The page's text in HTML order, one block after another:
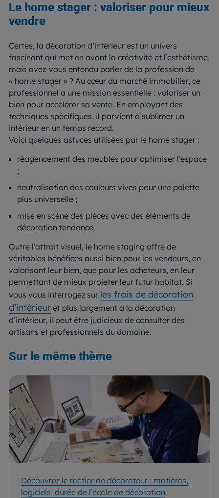
Le home stager : valoriser pour mieux
vendre
Certes, la décoration d’intérieur est un univers
fascinant qui met en avant la créativité et l’esthétisme,
mais avez-vous entendu parler de la profession de
« home stager » ? Au cœur du marché immobilier, ce
professionnel a une mission essentielle : valoriser un
bien pour accélérer sa vente. En employant des
techniques spécifiques, il parvient à sublimer un
intérieur en un temps record.
Voici quelques astuces utilisées par le home stager :
réagencement des meubles pour optimiser l’espace
;
neutralisation des couleurs vives pour une palette
plus universelle ;
mise en scène des pièces avec des éléments de
décoration tendance.
Outre l’attrait visuel, le home staging offre de
véritables bénéfices aussi bien pour les vendeurs, en
valorisant leur bien, que pour les acheteurs, en leur
permettant de mieux projeter leur futur habitat. Si
vous vous interrogez sur les frais de décoration
d’intérieur et plus largement à la décoration
d’intérieur, il peut être judicieux de consulter des
artisans et professionnels du domaine.
Sur le même thème
Découvrez le métier de décorateur : matières,
logiciels, durée de l’école de décoration